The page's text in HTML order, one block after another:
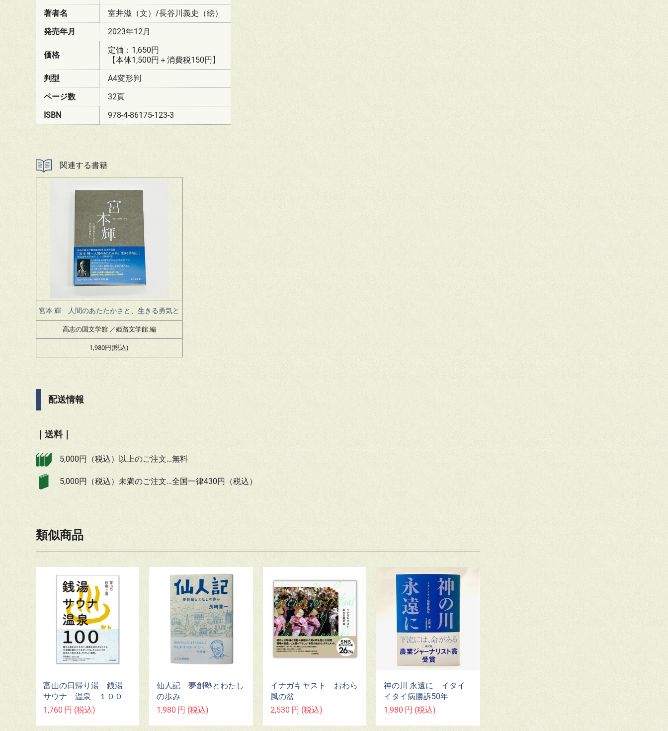
著者名
室井滋（文）/長谷川義史（絵）
発売年月
2023年12月
価格
定価：1,650円
【本体1,500円＋消費税150円】
判型
A4変形判
ページ数
32頁
ISBN
978-4-86175-123-3
関連する書籍
宮本 輝 人間のあたたかさと、生きる勇気と
高志の国文学館 ／姫路文学館 編
1,980円(税込)
配送情報
｜送料｜
5,000円（税込）以上のご注文…無料
5,000円（税込）未満のご注文…全国一律430円（税込）
類似商品
富山の日帰り湯 銭湯
サウナ 温泉 １００
1,760 円 (税込)
仙人記 夢創塾とわたし
の歩み
1,980 円 (税込)
イナガキヤスト おわら
風の盆
2,530 円 (税込)
神の川 永遠に イタイ
イタイ病勝訴50年
1,980 円 (税込)